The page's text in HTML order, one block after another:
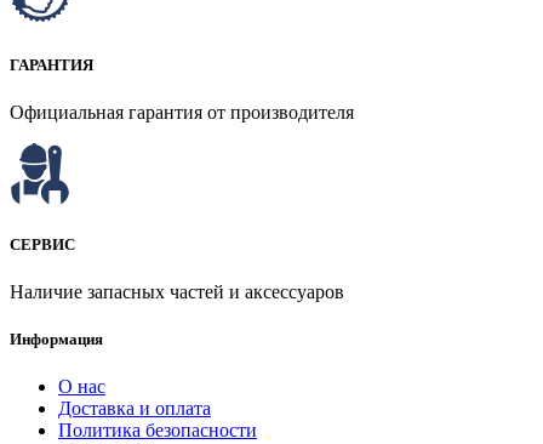
ГАРАНТИЯ
Официальная гарантия от производителя
СЕРВИС
Наличие запасных частей и аксессуаров
Информация
О нас
Доставка и оплата
Политика безопасности